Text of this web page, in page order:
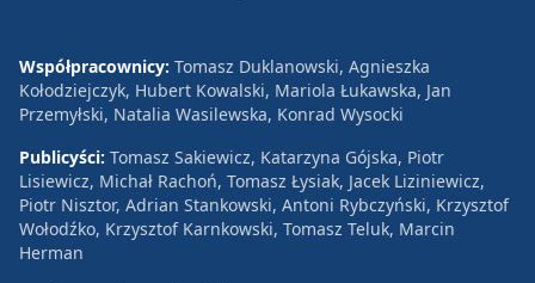
Współpracownicy: Tomasz Duklanowski, Agnieszka
Kołodziejczyk, Hubert Kowalski, Mariola Łukawska, Jan
Przemyłski, Natalia Wasilewska, Konrad Wysocki
Publicyści: Tomasz Sakiewicz, Katarzyna Gójska, Piotr
Lisiewicz, Michał Rachoń, Tomasz Łysiak, Jacek Liziniewicz,
Piotr Nisztor, Adrian Stankowski, Antoni Rybczyński, Krzysztof
Wołodźko, Krzysztof Karnkowski, Tomasz Teluk, Marcin
Herman